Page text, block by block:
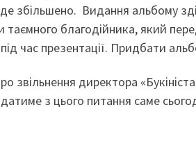
збільшено. Видання альбому
таємного благодійника, який
час презентації. Придбати
звільнення директора
з цього питання саме